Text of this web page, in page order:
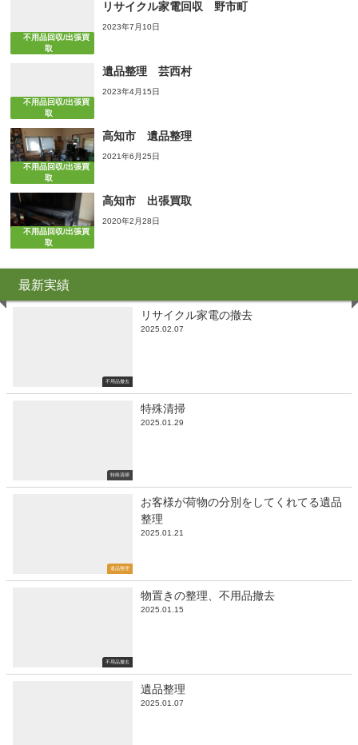
不用品回収/出張買
取
リサイクル家電回収 野市町
2023年7月10日
不用品回収/出張買
取
遺品整理 芸西村
2023年4月15日
不用品回収/出張買
取
高知市 遺品整理
2021年6月25日
不用品回収/出張買
取
高知市 出張買取
2020年2月28日
最新実績
不用品撤去
リサイクル家電の撤去
2025.02.07
特殊清掃
特殊清掃
2025.01.29
遺品整理
お客様が荷物の分別をしてくれてる遺品
整理
2025.01.21
不用品撤去
物置きの整理、不用品撤去
2025.01.15
遺品整理
2025.01.07